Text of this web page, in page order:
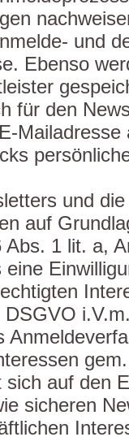
und
Ebenso
für den
und
auf
1 lit. a,
auf den
sicheren